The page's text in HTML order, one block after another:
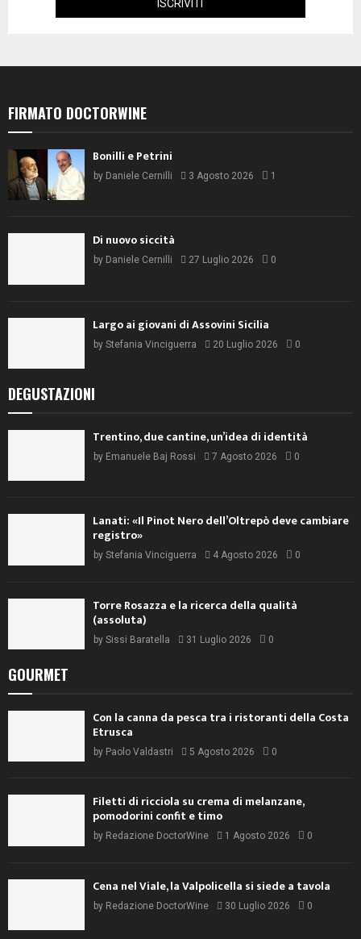
FIRMATO DOCTORWINE
Bonilli e Petrini
by Daniele Cernilli 3 Agosto 2026 1
Di nuovo siccità
by Daniele Cernilli 27 Luglio 2026 0
Largo ai giovani di Assovini Sicilia
by Stefania Vinciguerra 20 Luglio 2026 0
DEGUSTAZIONI
Trentino, due cantine, un’idea di identità
by Emanuele Baj Rossi 7 Agosto 2026 0
Lanati: «Il Pinot Nero dell’Oltrepò deve cambiare
registro»
by Stefania Vinciguerra 4 Agosto 2026 0
Torre Rosazza e la ricerca della qualità
(assoluta)
by Sissi Baratella 31 Luglio 2026 0
GOURMET
Con la canna da pesca tra i ristoranti della Costa
Etrusca
by Paolo Valdastri 5 Agosto 2026 0
Filetti di ricciola su crema di melanzane,
pomodorini confit e timo
by Redazione DoctorWine 1 Agosto 2026 0
Cena nel Viale, la Valpolicella si siede a tavola
by Redazione DoctorWine 30 Luglio 2026 0